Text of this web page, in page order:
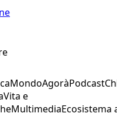
MondoAgoràPodcast
Vita e
MultimediaEcosistema